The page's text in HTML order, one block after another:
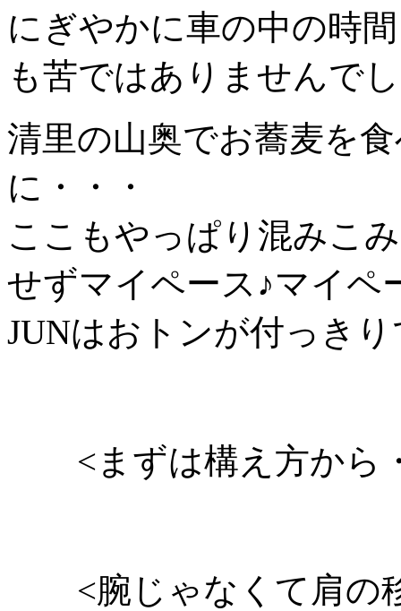
にぎやかに車の中の時
も苦ではありませんで
清里の山奥でお蕎麦を
に・・・
ここもやっぱり混みこ
せずマイペース♪マイペ
JUNはおトンが付っき
<まずは構え方から
<腕じゃなくて肩の